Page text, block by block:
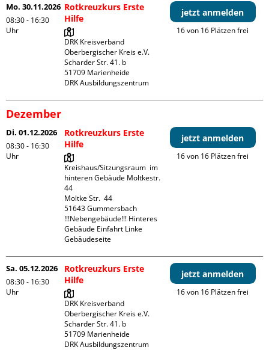
Mo. 30.11.2026
08:30 - 16:30
Uhr
Rotkreuzkurs Erste
Hilfe
DRK Kreisverband
Oberbergischer Kreis e.V.
Scharder Str. 41. b
51709 Marienheide
DRK Ausbildungszentrum
jetzt anmelden
16 von 16 Plätzen frei
Dezember
Di. 01.12.2026
08:30 - 16:30
Uhr
Rotkreuzkurs Erste
Hilfe
Kreishaus/Sitzungsraum  im
hinteren Gebäude Moltkestr.
44
Moltke Str.  44
51643 Gummersbach
!!!Nebengebäude!!! Hinteres
Gebäude Einfahrt Linke
Gebäudeseite
jetzt anmelden
16 von 16 Plätzen frei
Sa. 05.12.2026
08:30 - 16:30
Uhr
Rotkreuzkurs Erste
Hilfe
DRK Kreisverband
Oberbergischer Kreis e.V.
Scharder Str. 41. b
51709 Marienheide
DRK Ausbildungszentrum
jetzt anmelden
16 von 16 Plätzen frei